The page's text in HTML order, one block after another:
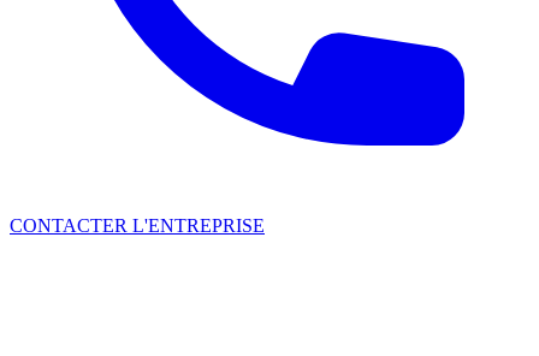
CONTACTER L'ENTREPRISE